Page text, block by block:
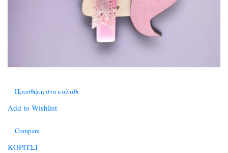
Προσθήκη στο καλάθι
Add to Wishlist
Compare
ΚΟΡΙΤΣΙ